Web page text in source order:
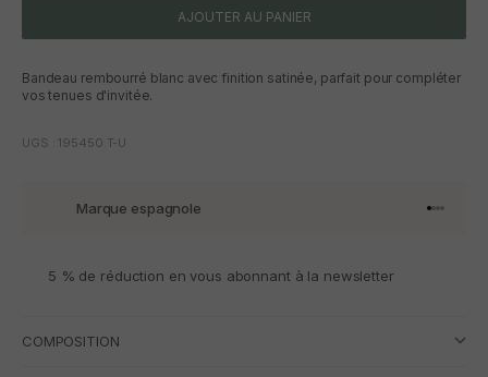
AJOUTER AU PANIER
Bandeau rembourré blanc avec finition satinée, parfait pour compléter
vos tenues d'invitée.
UGS : 195450.T-U
Marque espagnole Aller à
Aller à
Aller à
Aller
5 % de réduction en vous abonnant à la newsletter
COMPOSITION